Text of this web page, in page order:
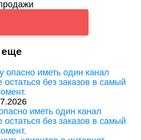
еще
иметь один канал
без заказов в самый